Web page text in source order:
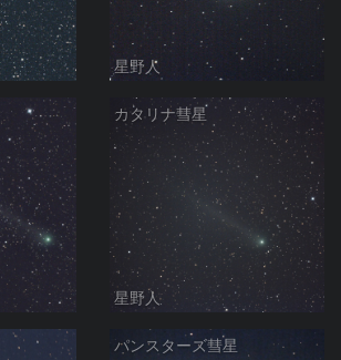
星野人
カタリナ彗星
星野人
パンスターズ彗星